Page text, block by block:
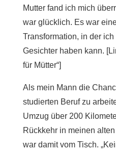
Mutter fand ich mich
war glücklich. Es war
Transformation, in der
Gesichter haben kann.
für Mütter“]
Als mein Mann die
studierten Beruf zu
Umzug über 200
Rückkehr in meinen
war damit vom Tisch.